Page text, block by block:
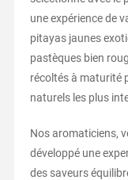
une expérience de
pitayas jaunes
pastèques bien
récoltés à maturité
naturels les plus
Nos aromaticiens,
développé une
des saveurs